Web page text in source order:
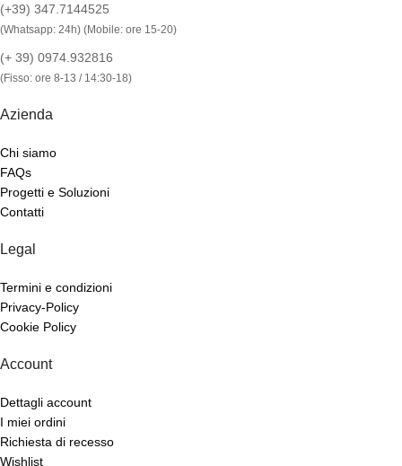
(+39) 347.7144525
(Whatsapp: 24h) (Mobile: ore 15-20)
(+ 39) 0974.932816
(Fisso: ore 8-13 / 14:30-18)
Azienda
Chi siamo
FAQs
Progetti e Soluzioni
Contatti
Legal
Termini e condizioni
Privacy-Policy
Cookie Policy
Account
Dettagli account
I miei ordini
Richiesta di recesso
Wishlist